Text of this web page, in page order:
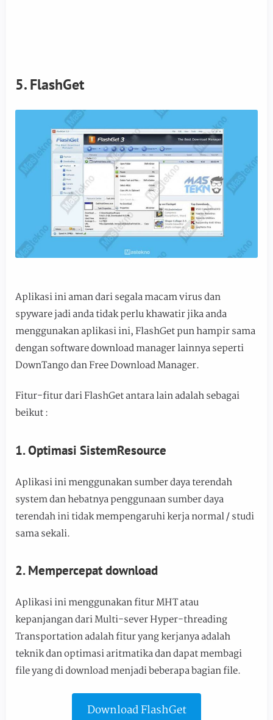
5. FlashGet
Aplikasi ini aman dari segala macam virus dan
spyware jadi anda tidak perlu khawatir jika anda
menggunakan aplikasi ini, FlashGet pun hampir sama
dengan software download manager lainnya seperti
DownTango dan Free Download Manager.
Fitur-fitur dari FlashGet antara lain adalah sebagai
beikut :
1. Optimasi SistemResource
Aplikasi ini menggunakan sumber daya terendah
system dan hebatnya penggunaan sumber daya
terendah ini tidak mempengaruhi kerja normal / studi
sama sekali.
2. Mempercepat download
Aplikasi ini menggunakan fitur MHT atau
kepanjangan dari Multi-sever Hyper-threading
Transportation adalah fitur yang kerjanya adalah
teknik dan optimasi aritmatika dan dapat membagi
file yang di download menjadi beberapa bagian file.
Download FlashGet